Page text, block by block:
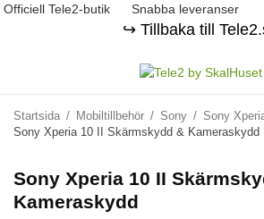
Officiell Tele2-butik Snabba leveranser
↪️ Tillbaka till
Startsida / Mobiltillbehör / Sony / Sony
Sony Xperia 10 II Skärmskydd & Kameraskydd
Sony Xperia 10 II
Kameraskydd